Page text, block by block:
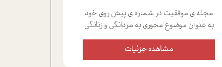
مجله ی موفقیت در شماره ی پیش روی خود
به عنوان موضوع محوری به مردانگی و زنانگی
سمی پرداخته است؛ علاوه بر این که؛ گفت و
گویی اختصاصی داشته ایم با فردین علیخواه،
جامعه شناس در بخش های مختلف تلاش
مشاهده جزئیات